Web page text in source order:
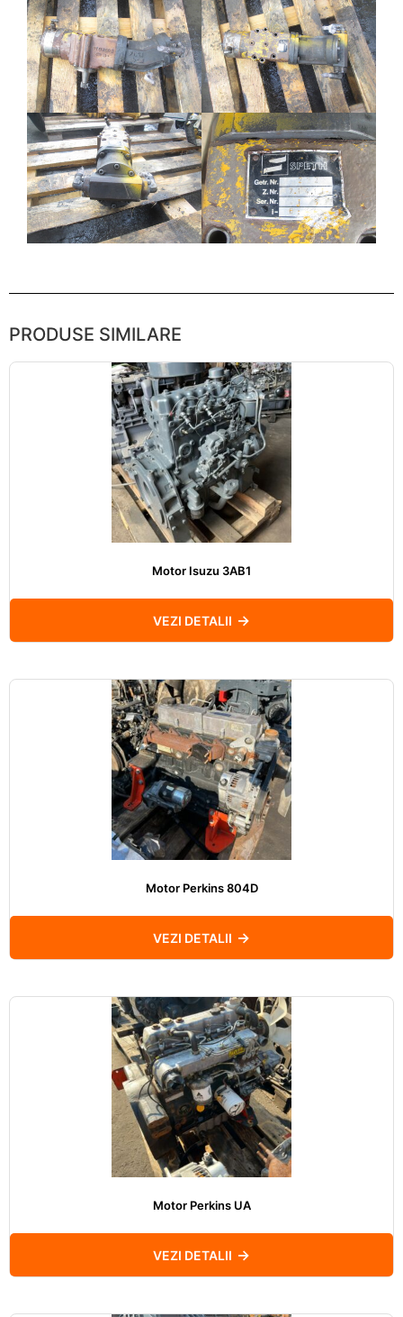
PRODUSE SIMILARE
Motor Isuzu 3AB1
VEZI DETALII
Motor Perkins 804D
VEZI DETALII
Motor Perkins UA
VEZI DETALII